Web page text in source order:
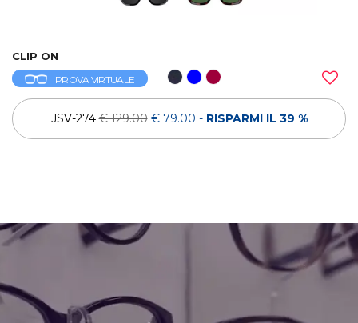
CLIP ON
PROVA VIRTUALE
JSV-274€ 129.00 € 79.00 - RISPARMI IL 39 %